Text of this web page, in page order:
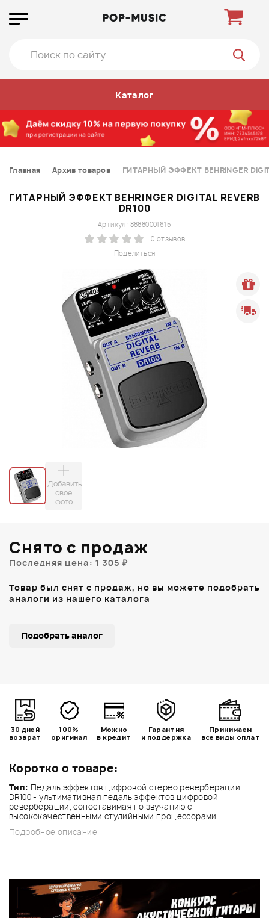
Каталог
Главная Архив товаров ГИТАРНЫЙ ЭФФЕКТ BEHRINGER
ГИТАРНЫЙ ЭФФЕКТ BEHRINGER DIGITAL REVERB
DR100
Поделиться
Артикул: 88880001615
0 отзывов
Добавить
свое
фото
Коротко о товаре:
Тип: Педаль эффектов цифровой стерео реверберации
DR100 - ультимативная педаль эффектов цифровой
реверберации, сопоставимая по звучанию с
высококачественными студийными процессорами.
Подробное описание
Снято с продаж
Последняя цена: 1 305 ₽
Товар был снят с продаж, но вы можете подобрать
аналоги из нашего каталога
Подобрать аналог
30 дней
возврат
100%
оригинал
Можно
в кредит
Гарантия
и поддержка
Принимаем
все виды оплат